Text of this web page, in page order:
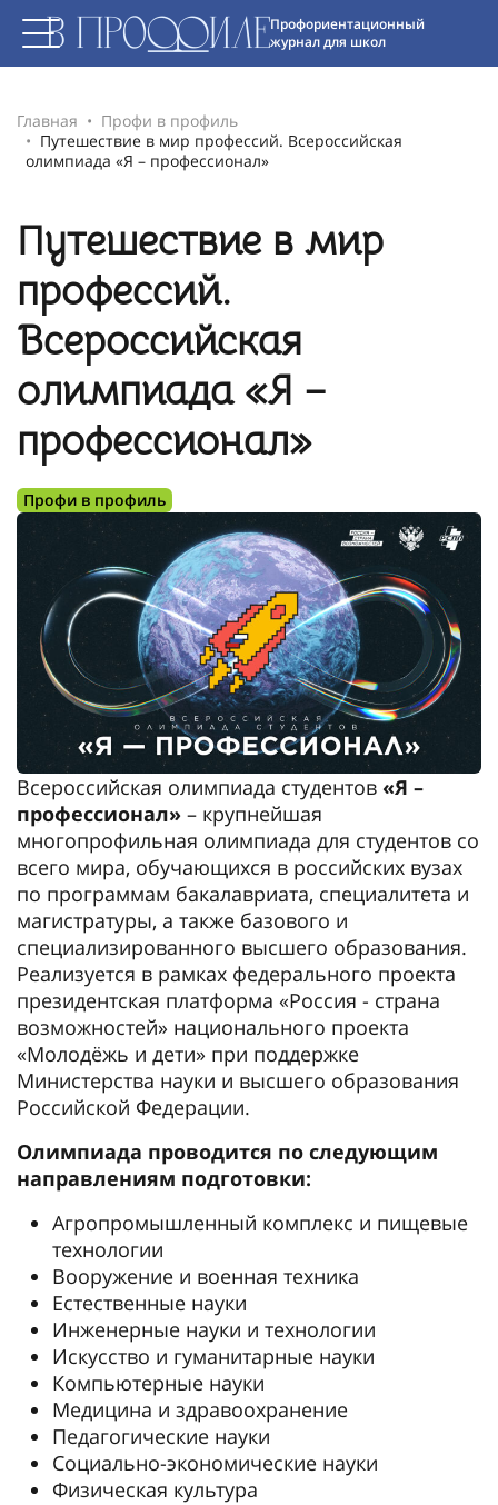
Профориентационный
журнал для школ
Главная
Профи в профиль
Путешествие в мир профессий. Всероссийская
олимпиада «Я – профессионал»
Путешествие в мир
профессий.
Всероссийская
олимпиада «Я –
профессионал»
Профи в профиль
Всероссийская олимпиада студентов «Я –
профессионал» – крупнейшая
многопрофильная олимпиада для студентов со
всего мира, обучающихся в российских вузах
по программам бакалавриата, специалитета и
магистратуры, а также базового и
специализированного высшего образования.
Реализуется в рамках федерального проекта
президентская платформа «Россия - страна
возможностей» национального проекта
«Молодёжь и дети» при поддержке
Министерства науки и высшего образования
Российской Федерации.
Олимпиада проводится по следующим
направлениям подготовки:
Агропромышленный комплекс и пищевые
технологии
Вооружение и военная техника
Естественные науки
Инженерные науки и технологии
Искусство и гуманитарные науки
Компьютерные науки
Медицина и здравоохранение
Педагогические науки
Социально-экономические науки
Физическая культура